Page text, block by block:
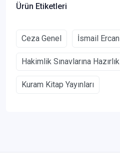
Ürün Etiketleri
Ceza Genel İsmail Ercan
Hakimlik Sınavlarına Hazırlık
Kuram Kitap Yayınları